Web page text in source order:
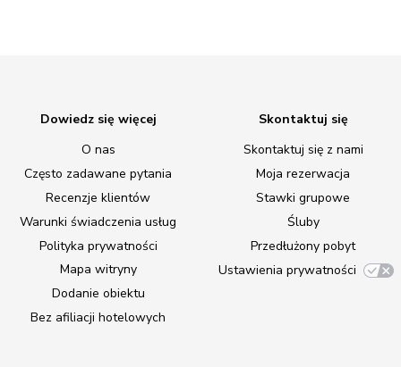
Dowiedz się więcej
O nas
Często zadawane pytania
Recenzje klientów
Warunki świadczenia usług
Polityka prywatności
Mapa witryny
Dodanie obiektu
Bez afiliacji hotelowych
Skontaktuj się
Skontaktuj się z nami
Moja rezerwacja
Stawki grupowe
Śluby
Przedłużony pobyt
Ustawienia prywatności